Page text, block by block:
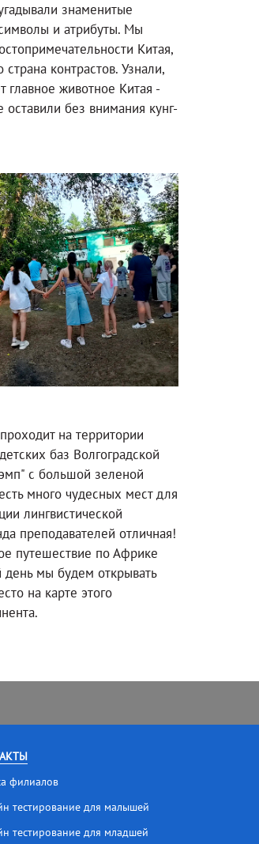
знаменитые
и атрибуты. Мы
Китая,
контрастов. Узнали,
главное животное Китая -
оставили без внимания кунг-
на территории
баз Волгоградской
с большой зеленой
много чудесных мест для
лингвистической
преподавателей отличная!
путешествие по Африке
мы будем открывать
на карте этого
филиалов
тестирование для малышей
тестирование для младшей